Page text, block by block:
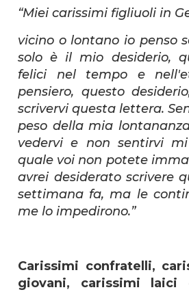
“Miei carissimi figliuoli in
vicino o lontano io penso
solo è il mio desiderio,
felici nel tempo e
pensiero, questo
scrivervi questa lettera.
peso della mia
vedervi e non sentirvi
quale voi non potete
avrei desiderato scrivere
settimana fa, ma le
me lo impedirono.”
Carissimi confratelli,
giovani, carissimi laici